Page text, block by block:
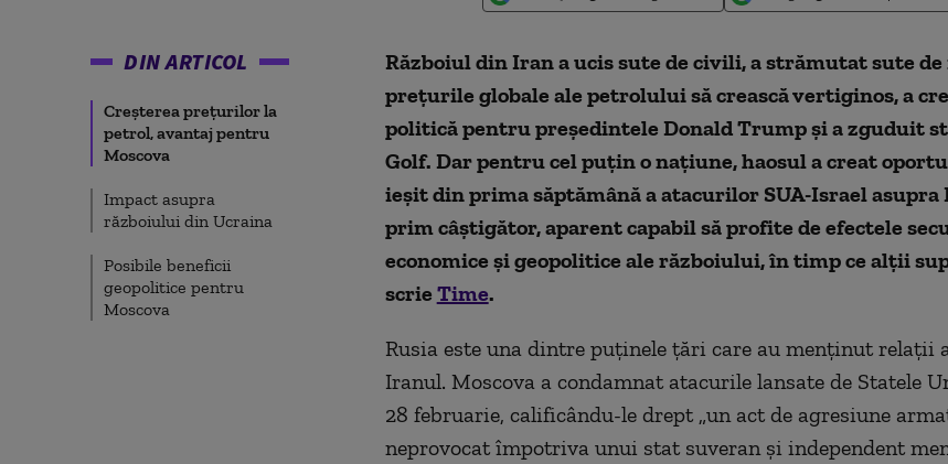
DIN ARTICOL
Creșterea prețurilor la
petrol, avantaj pentru
Moscova
Impact asupra
războiului din Ucraina
Posibile beneficii
geopolitice pentru
Moscova
Războiul din Iran a ucis sute de civili, a strămutat sute de
prețurile globale ale petrolului să crească vertiginos, a
politică pentru președintele Donald Trump și a zguduit
Golf. Dar pentru cel puțin o națiune, haosul a creat
ieșit din prima săptămână a atacurilor SUA-Israel
prim câștigător, aparent capabil să profite de efectele
economice și geopolitice ale războiului, în timp ce alții
scrie Time.
Rusia este una dintre puținele țări care au menținut relații
Iranul. Moscova a condamnat atacurile lansate de Statele
28 februarie, calificându-le drept „un act de agresiune
neprovocat împotriva unui stat suveran și independent